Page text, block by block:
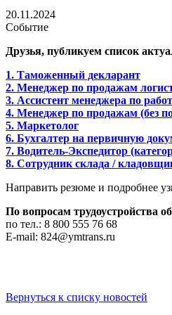
20.11.2024
Событие
Друзья, публикуем список
1. Таможенный декларант
2. Менеджер по продажам
3. Ассистент менеджера по
4. Менеджер по продажам (без
5. Маркетолог
6. Бухгалтер на первичную
7. Водитель-Экспедитор
8. Сотрудник склада /
Направить резюме и подробнее
По вопросам трудоустройства
по тел.: 8 800 555 76 68
Е-mail: 824@ymtrans.ru
Вернуться к списку новостей